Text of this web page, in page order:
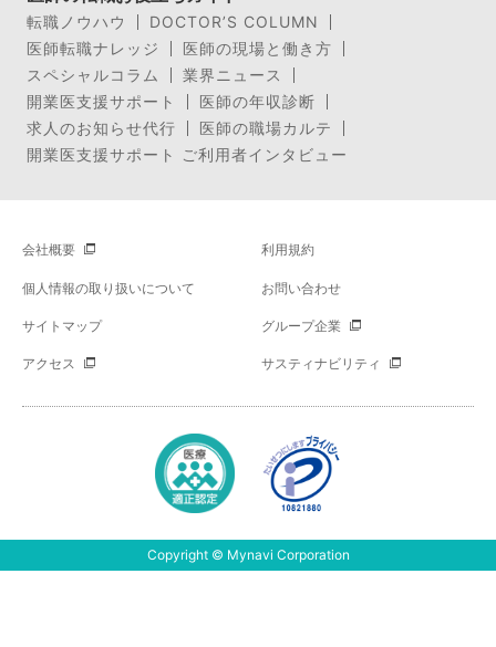
転職ノウハウ
DOCTOR’S COLUMN
医師転職ナレッジ
医師の現場と働き方
スペシャルコラム
業界ニュース
開業医支援サポート
医師の年収診断
求人のお知らせ代行
医師の職場カルテ
開業医支援サポート ご利用者インタビュー
会社概要 利用規約
個人情報の取り扱いについて お問い合わせ
サイトマップ グループ企業
アクセス サスティナビリティ
Copyright © Mynavi Corporation